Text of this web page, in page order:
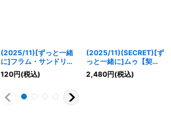
(2025/11)[ずっと一緒
に]フラム・サンドリア
【契約X】{BSC46-
CX01}《黄》
120円(税込)
(2025/11)(SECRET)[ず
っと一緒に]ムゥ【契約
X-SEC】{BSC46-
CX02}《黄》
2,480円(税込)